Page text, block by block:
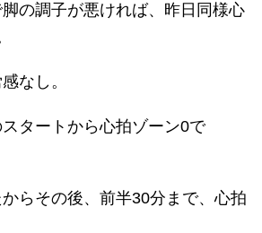
の調子が悪ければ、昨日同様心
なし。
タートから心拍ゾーン0で
らその後、前半30分まで、心拍